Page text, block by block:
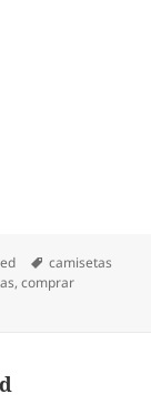
Etiquetas
camisetas
,comprar